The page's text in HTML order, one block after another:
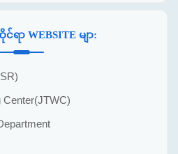
ာ WEBSITE မျာ:
Center(JTWC)